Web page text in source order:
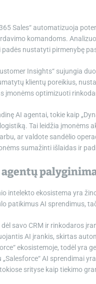
Sales“ automatizuoja
komandoms.
padės nustatyti pirmenybę
Insights“ sujungia
klientų poreikius,
įmonėms optimizuoti
AI agentai, tokie kaip
Tai leidžia įmonėms
ar valdote sandėlio
sumažinti išlaidas ir
intelekto ekosistema yra
patikimus AI sprendimus,
dėl savo CRM ir rinkodaros
AI įrankis, skirtas
ekosistemoje, todėl yra
„Salesforce“ AI sprendimai
srityse kaip tiekimo